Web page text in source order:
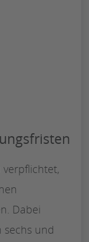
verpflichtet,
Dabei
und